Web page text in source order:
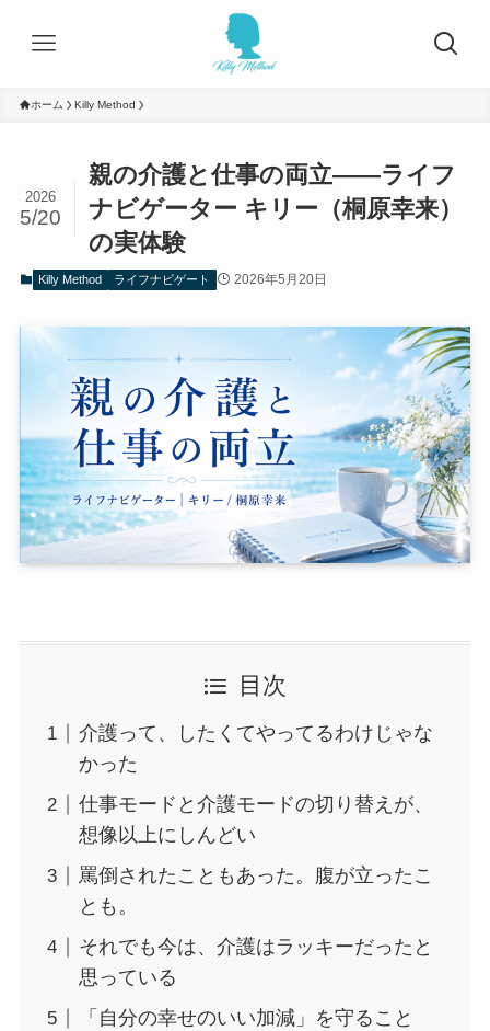
ホーム Killy Method
親の介護と仕事の両立——ライフ
ナビゲーター キリー（桐原幸来）
の実体験
2026
5/20
Killy Method ライフナビゲート 2026年5月20日
目次
介護って、したくてやってるわけじゃな
かった
仕事モードと介護モードの切り替えが、
想像以上にしんどい
罵倒されたこともあった。腹が立ったこ
とも。
それでも今は、介護はラッキーだったと
思っている
「自分の幸せのいい加減」を守ること